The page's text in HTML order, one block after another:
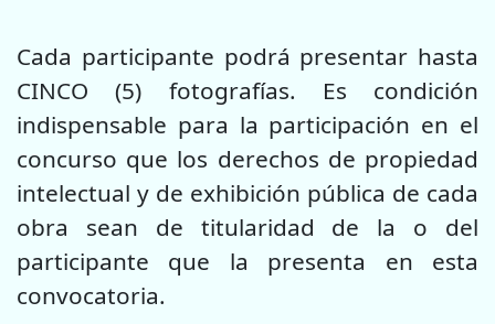
Cada participante podrá presentar hasta
CINCO (5) fotografías. Es condición
indispensable para la participación en el
concurso que los derechos de propiedad
intelectual y de exhibición pública de cada
obra sean de titularidad de la o del
participante que la presenta en esta
convocatoria.